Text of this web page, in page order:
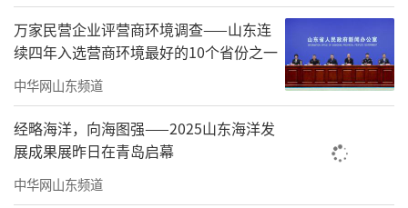
万家民营企业评营商环境调查——山东连
续四年入选营商环境最好的10个省份之一
中华网山东频道
经略海洋，向海图强——2025山东海洋发
展成果展昨日在青岛启幕
中华网山东频道